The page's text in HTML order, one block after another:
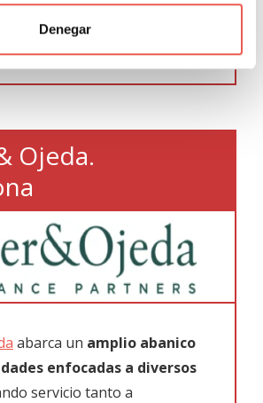
Denegar
seguros, gracias a su
Ojeda.
abarca un amplio abanico
enfocadas a diversos
servicio tanto a